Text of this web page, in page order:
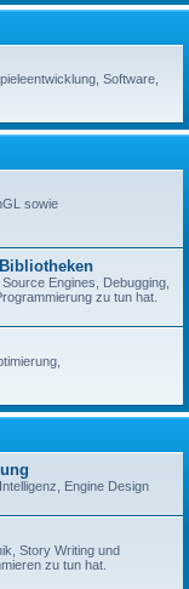
Software,
sowie
Engines, Debugging,
zu tun hat.
Engine Design
Story Writing und
zu tun hat.